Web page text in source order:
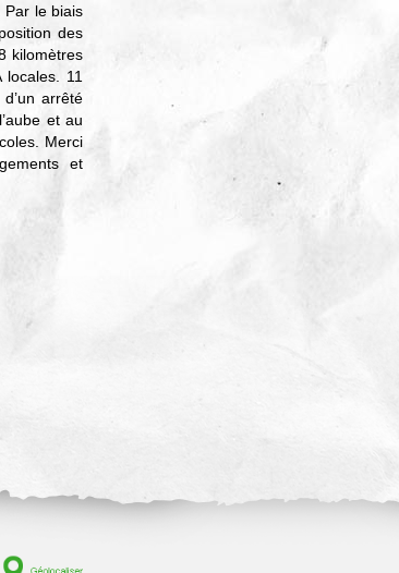
Par le biais
des
kilomètres
11
arrêté
et au
Merci
et